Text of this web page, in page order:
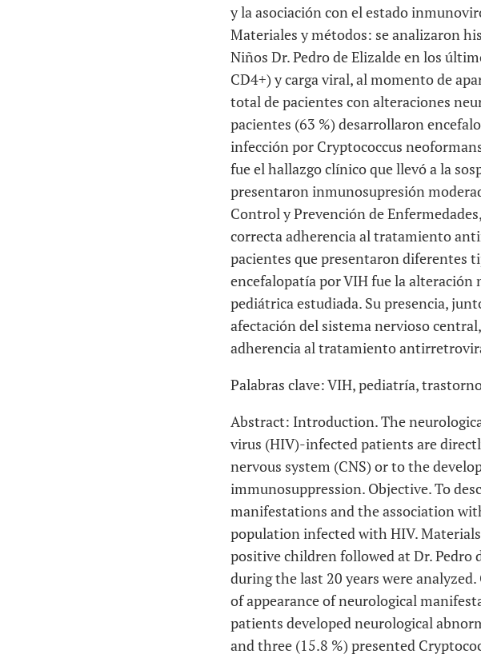
y la asociación con el estado
Materiales y métodos: se analizaron
Niños Dr. Pedro de Elizalde en los
CD4+) y carga viral, al momento de
total de pacientes con alteraciones
pacientes (63 %) desarrollaron
infección por Cryptococcus
fue el hallazgo clínico que llevó a la
presentaron inmunosupresión
Control y Prevención de
correcta adherencia al tratamiento
pacientes que presentaron diferentes
encefalopatía por VIH fue la alteración
pediátrica estudiada. Su presencia,
afectación del sistema nervioso
adherencia al tratamiento
Palabras clave:VIH, pediatría,
Abstract: Introduction. The
virus (HIV)-infected patients are
nervous system (CNS) or to the
immunosuppression. Objective. To
manifestations and the association
population infected with HIV.
positive children followed at Dr. Pedro
during the last 20 years were
of appearance of neurological
patients developed neurological
and three (15.8 %) presented